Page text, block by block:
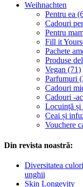
Weihnachten
Pentru ea
Cadouri
Pentru
Fill it
Pachete
Produse
Vegan (71)
Parfumuri
Cadouri
Cadouri -
Locuință și
Ceai și
Vouchere
Din revista noastră:
Diversitatea
unghii
Skin Longevity